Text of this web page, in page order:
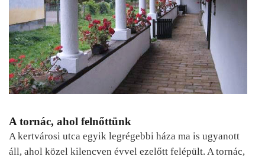
A tornác, ahol felnőttünk
A kertvárosi utca egyik legrégebbi háza ma is ugyanott
áll, ahol közel kilencven évvel ezelőtt felépült. A tornác,